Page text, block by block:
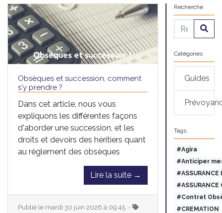
Obsèques et succession, comment
s'y prendre ?
Dans cet article, nous vous
expliquons les différentes façons
d'aborder une succession, et les
droits et devoirs des héritiers quant
au règlement des obsèques
Lire la suite →
Publié le mardi 30 juin 2026 à 09:45 -
Recherche
Catégories
Guides
Tags
#Agira
#Anticiper
#ASSURANCE
#ASSURANCE
#Contrat
#CREMATION